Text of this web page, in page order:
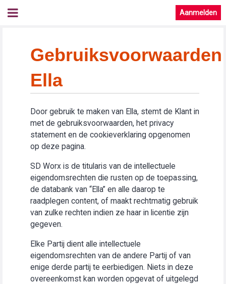
Aanmelden
Gebruiksvoorwaarden
Ella
Door gebruik te maken van Ella, stemt de Klant in
met de gebruiksvoorwaarden, het privacy
statement en de cookieverklaring opgenomen
op deze pagina.
SD Worx is de titularis van de intellectuele
eigendomsrechten die rusten op de toepassing,
de databank van “Ella” en alle daarop te
raadplegen content, of maakt rechtmatig gebruik
van zulke rechten indien ze haar in licentie zijn
gegeven.
Elke Partij dient alle intellectuele
eigendomsrechten van de andere Partij of van
enige derde partij te eerbiedigen. Niets in deze
overeenkomst kan worden opgevat of uitgelegd